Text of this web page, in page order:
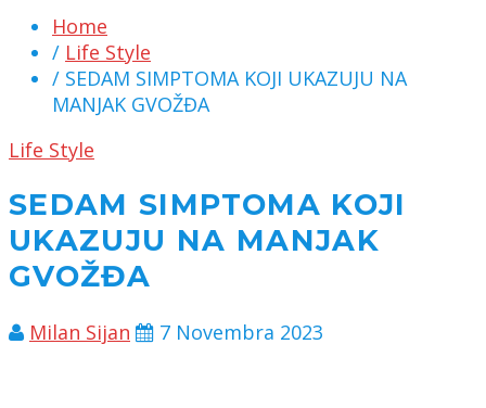
Home
/ Life Style
/ SEDAM SIMPTOMA KOJI UKAZUJU NA
MANJAK GVOŽĐA
Life Style
SEDAM SIMPTOMA KOJI
UKAZUJU NA MANJAK
GVOŽĐA
Milan Sijan 7 Novembra 2023